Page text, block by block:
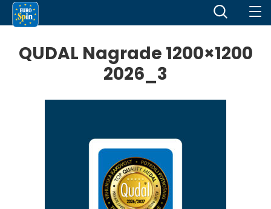
QUDAL Nagrade 1200×1200
2026_3